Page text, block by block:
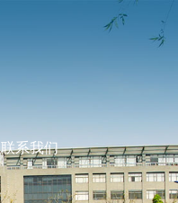
联系我们